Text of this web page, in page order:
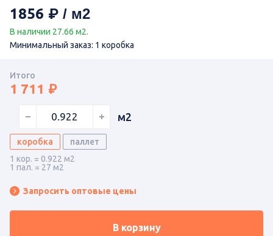
1856
В наличии 27.66 м2.
Минимальный заказ: 1 коробка
Итого
1 711
м2
коробка
паллет
1 кор. = 0.922 м2
1 пал. = 27 м2
Запросить оптовые цены
В корзину